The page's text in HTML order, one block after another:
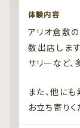
体験内容
アリオ倉敷
数出店しま
サリーなど、
また、他に
お立ち寄りく